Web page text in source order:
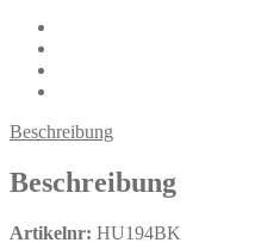
Beschreibung
Beschreibung
Artikelnr: HU194BK